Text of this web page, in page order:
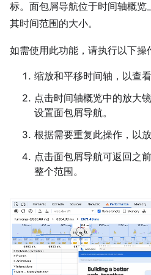
标。面包屑导航位于时间轴概
其时间范围的大小。
如需使用此功能，请执行以下操
缩放和平移时间轴，以查
点击时间轴概览中的放大
设置面包屑导航。
根据需要重复此操作，以
点击面包屑导航可返回之
整个范围。